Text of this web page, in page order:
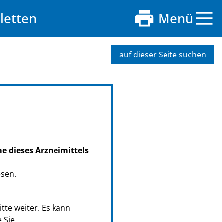
Menü
auf dieser Seite suchen
dieses Arzneimittels
weiter. Es kann
Sie.